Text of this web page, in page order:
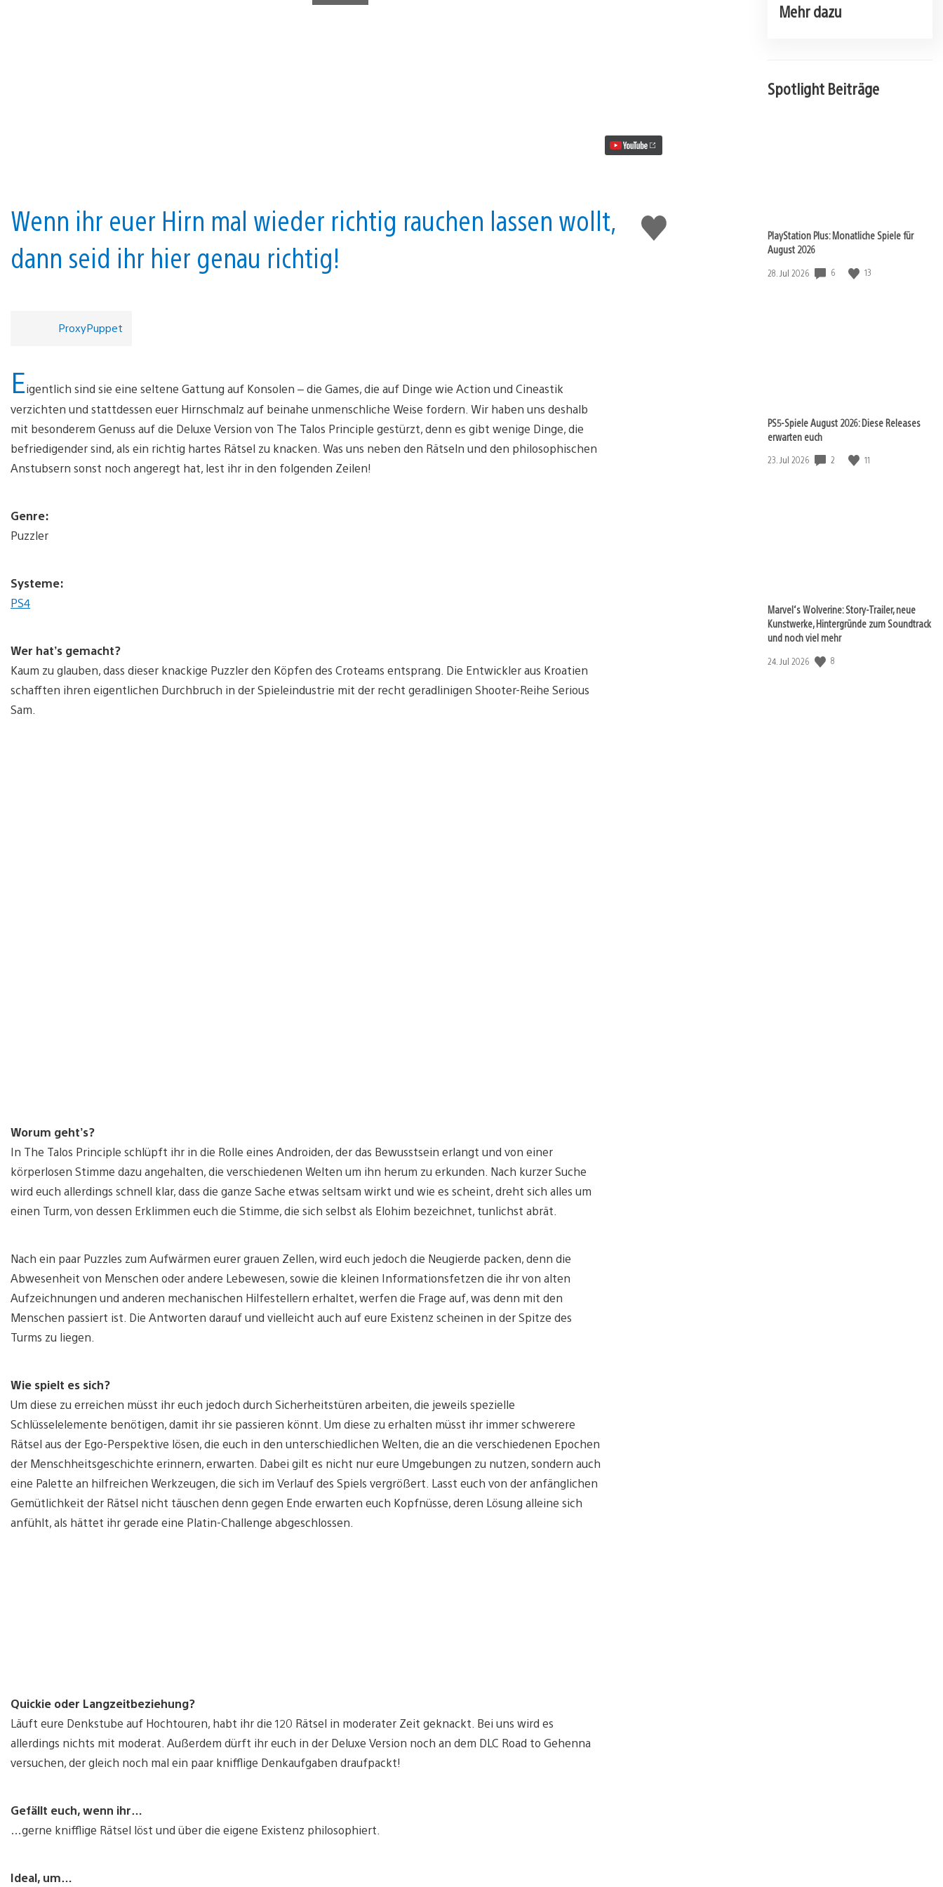
–
Gefällt
mir
Wenn ihr euer Hirn mal wieder richtig rauchen lassen wollt,
dann seid ihr hier genau richtig!
ProxyPuppet
Eigentlich sind sie eine seltene Gattung auf Konsolen – die Games, die auf Dinge wie Action und Cineastik
verzichten und stattdessen euer Hirnschmalz auf beinahe unmenschliche Weise fordern. Wir haben uns deshalb
mit besonderem Genuss auf die Deluxe Version von The Talos Principle gestürzt, denn es gibt wenige Dinge, die
befriedigender sind, als ein richtig hartes Rätsel zu knacken. Was uns neben den Rätseln und den philosophischen
Anstubsern sonst noch angeregt hat, lest ihr in den folgenden Zeilen!
Genre:
Puzzler
Systeme:
PS4
Wer hat’s gemacht?
Kaum zu glauben, dass dieser knackige Puzzler den Köpfen des Croteams entsprang. Die Entwickler aus Kroatien
schafften ihren eigentlichen Durchbruch in der Spieleindustrie mit der recht geradlinigen Shooter-Reihe Serious
Sam.
Worum geht’s?
In The Talos Principle schlüpft ihr in die Rolle eines Androiden, der das Bewusstsein erlangt und von einer
körperlosen Stimme dazu angehalten, die verschiedenen Welten um ihn herum zu erkunden. Nach kurzer Suche
wird euch allerdings schnell klar, dass die ganze Sache etwas seltsam wirkt und wie es scheint, dreht sich alles um
einen Turm, von dessen Erklimmen euch die Stimme, die sich selbst als Elohim bezeichnet, tunlichst abrät.
Nach ein paar Puzzles zum Aufwärmen eurer grauen Zellen, wird euch jedoch die Neugierde packen, denn die
Abwesenheit von Menschen oder andere Lebewesen, sowie die kleinen Informationsfetzen die ihr von alten
Aufzeichnungen und anderen mechanischen Hilfestellern erhaltet, werfen die Frage auf, was denn mit den
Menschen passiert ist. Die Antworten darauf und vielleicht auch auf eure Existenz scheinen in der Spitze des
Turms zu liegen.
Wie spielt es sich?
Um diese zu erreichen müsst ihr euch jedoch durch Sicherheitstüren arbeiten, die jeweils spezielle
Schlüsselelemente benötigen, damit ihr sie passieren könnt. Um diese zu erhalten müsst ihr immer schwerere
Rätsel aus der Ego-Perspektive lösen, die euch in den unterschiedlichen Welten, die an die verschiedenen Epochen
der Menschheitsgeschichte erinnern, erwarten. Dabei gilt es nicht nur eure Umgebungen zu nutzen, sondern auch
eine Palette an hilfreichen Werkzeugen, die sich im Verlauf des Spiels vergrößert. Lasst euch von der anfänglichen
Gemütlichkeit der Rätsel nicht täuschen denn gegen Ende erwarten euch Kopfnüsse, deren Lösung alleine sich
anfühlt, als hättet ihr gerade eine Platin-Challenge abgeschlossen.
Quickie oder Langzeitbeziehung?
Läuft eure Denkstube auf Hochtouren, habt ihr die 120 Rätsel in moderater Zeit geknackt. Bei uns wird es
allerdings nichts mit moderat. Außerdem dürft ihr euch in der Deluxe Version noch an dem DLC Road to Gehenna
versuchen, der gleich noch mal ein paar knifflige Denkaufgaben draufpackt!
Gefällt euch, wenn ihr…
…gerne knifflige Rätsel löst und über die eigene Existenz philosophiert.
Ideal, um…
Mehr dazu
Spotlight Beiträge
PlayStation Plus: Monatliche Spiele für
August 2026
Veröffentlichungsdatum:
28. Jul 2026 6 13
PS5-Spiele August 2026: Diese Releases
erwarten euch
Veröffentlichungsdatum:
23. Jul 2026 2 11
Marvel‘s Wolverine: Story-Trailer, neue
Kunstwerke, Hintergründe zum Soundtrack
und noch viel mehr
Veröffentlichungsdatum:
24. Jul 2026 8